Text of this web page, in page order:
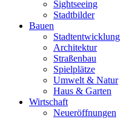
Sightseeing
Stadtbilder
Bauen
Stadtentwicklung
Architektur
Straßenbau
Spielplätze
Umwelt & Natur
Haus & Garten
Wirtschaft
Neueröffnungen